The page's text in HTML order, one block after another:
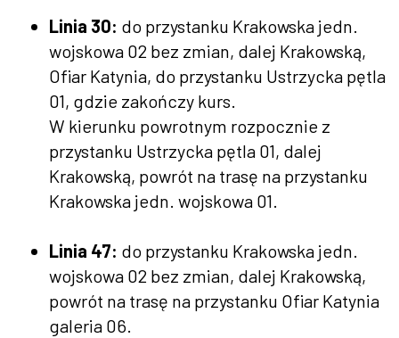
Linia 30: do przystanku Krakowska jedn.
wojskowa 02 bez zmian, dalej Krakowską,
Ofiar Katynia, do przystanku Ustrzycka pętla
01, gdzie zakończy kurs.
W kierunku powrotnym rozpocznie z
przystanku Ustrzycka pętla 01, dalej
Krakowską, powrót na trasę na przystanku
Krakowska jedn. wojskowa 01.
Linia 47: do przystanku Krakowska jedn.
wojskowa 02 bez zmian, dalej Krakowską,
powrót na trasę na przystanku Ofiar Katynia
galeria 06.